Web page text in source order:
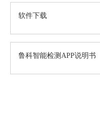
软件下载
鲁科智能检测APP说明书